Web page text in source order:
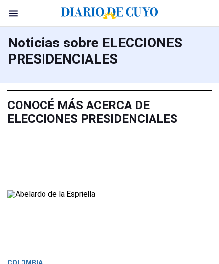
Noticias sobre ELECCIONES
PRESIDENCIALES
CONOCÉ MÁS ACERCA DE
ELECCIONES PRESIDENCIALES